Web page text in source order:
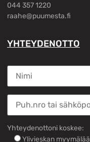
044 357 1220
raahe@puumesta.fi
YHTEYDENOTTO
Yhteydenottoni koskee:
Ylivieskan myymälää